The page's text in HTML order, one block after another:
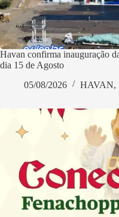
Havan confirma inauguração
dia 15 de Agosto
05/08/2026
HAVAN,